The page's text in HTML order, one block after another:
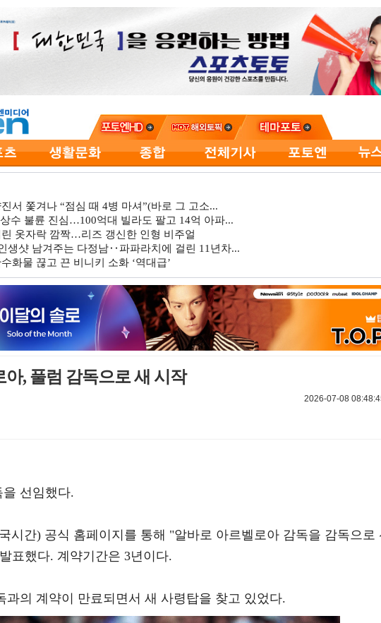
서 쫓겨나 “점심 때 4병 마셔”(바로 그 고소...
수 불륜 진심…100억대 빌라도 팔고 14억 아파...
옷자락 깜짝…리즈 갱신한 인형 비주얼
생샷 남겨주는 다정남‥파파라치에 걸린 11년차...
화물 끊고 끈 비니키 소화 ‘역대급’
, 풀럼 감독으로 새 시작
2026-07-08
선임했다.
시간) 공식 홈페이지를 통해 "알바로 아르벨로아 감독을 감독으로
표했다. 계약기간은 3년이다.
과의 계약이 만료되면서 새 사령탑을 찾고 있었다.